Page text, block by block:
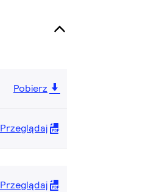
Pobierz
Przeglądaj
Przeglądaj